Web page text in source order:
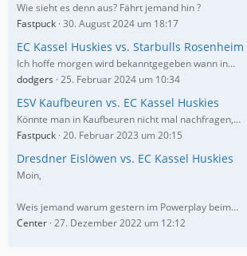
Wie sieht es denn aus? Fährt jemand hin ?
Fastpuck 30. August 2024 um 18:17
EC Kassel Huskies vs. Starbulls Rosenheim
Ich hoffe morgen wird bekanntgegeben wann in…
dodgers 25. Februar 2024 um 10:34
ESV Kaufbeuren vs. EC Kassel Huskies
Könnte man in Kaufbeuren nicht mal nachfragen,…
Fastpuck 20. Februar 2023 um 20:15
Dresdner Eislöwen vs. EC Kassel Huskies
Moin,
Weis jemand warum gestern im Powerplay beim…
Center 27. Dezember 2022 um 12:12